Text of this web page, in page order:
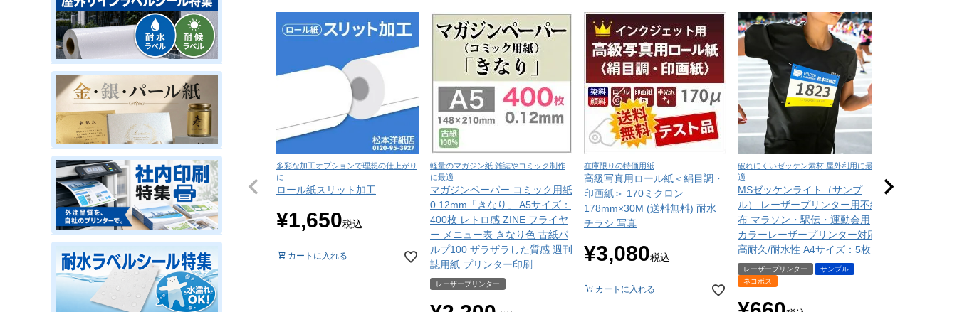
多彩な加工オプションで理想の仕上がり
に
ロール紙スリット加工
¥1,650税込
カートに入れる
軽量のマガジン紙 雑誌やコミック制作
に最適
マガジンペーパー コミック用紙
0.12mm「きなり」 A5サイズ：
400枚 レトロ感 ZINE フライヤ
ー メニュー表 きなり色 古紙パ
ルプ100 ザラザラした質感 週刊
誌用紙 プリンター印刷
レーザープリンター
在庫限りの特価用紙
高級写真用ロール紙＜絹目調・
印画紙＞ 170ミクロン
178mm×30M (送料無料) 耐水
チラシ 写真
¥3,080税込
カートに入れる
破れにくいゼッケン素材 屋外利用に最
適
MSゼッケンライト（サンプ
ル） レーザープリンター用不織
布 マラソン・駅伝・運動会用
カラーレーザープリンター対応
高耐久/耐水性 A4サイズ：5枚
レーザープリンター
サンプル
ネコポス
吸取紙